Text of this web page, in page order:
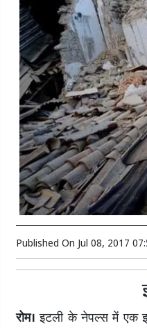
Published On Jul 08, 2017
रोम। इटली के नेपल्स में एक